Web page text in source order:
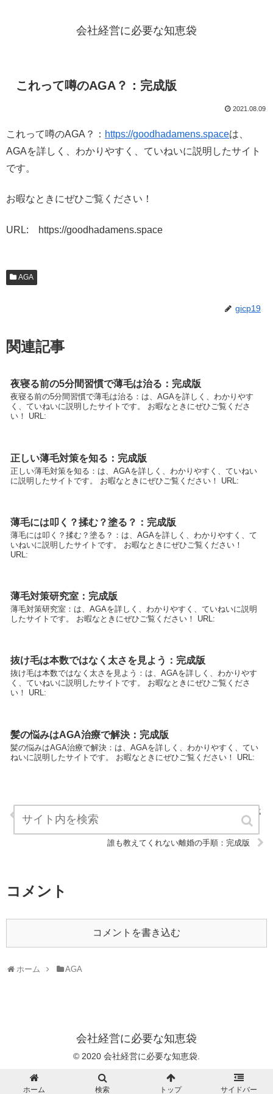
会社経営に必要な知恵袋
これって噂のAGA？：完成版
2021.08.09
これって噂のAGA？： https://goodhadamens.spaceは、
AGAを詳しく、わかりやすく、ていねいに説明したサイト
です。
お暇なときにぜひご覧ください！
URL: https://goodhadamens.space
AGA
gicp19
関連記事
夜寝る前の5分間習慣で薄毛は治る：完成版
夜寝る前の5分間習慣で薄毛は治る：は、AGAを詳しく、わかりやす
く、ていねいに説明したサイトです。 お暇なときにぜひご覧くださ
い！ URL:
正しい薄毛対策を知る：完成版
正しい薄毛対策を知る：は、AGAを詳しく、わかりやすく、ていねい
に説明したサイトです。 お暇なときにぜひご覧ください！ URL:
薄毛には叩く？揉む？塗る？：完成版
薄毛には叩く？揉む？塗る？：は、AGAを詳しく、わかりやすく、て
いねいに説明したサイトです。 お暇なときにぜひご覧ください！
URL:
薄毛対策研究室：完成版
薄毛対策研究室：は、AGAを詳しく、わかりやすく、ていねいに説明
したサイトです。 お暇なときにぜひご覧ください！ URL:
抜け毛は本数ではなく太さを見よう：完成版
抜け毛は本数ではなく太さを見よう：は、AGAを詳しく、わかりやす
く、ていねいに説明したサイトです。 お暇なときにぜひご覧くださ
い！ URL:
髪の悩みはAGA治療で解決：完成版
髪の悩みはAGA治療で解決：は、AGAを詳しく、わかりやすく、てい
ねいに説明したサイトです。 お暇なときにぜひご覧ください！ URL:
アイテム別メンズファッションの着こなしポイントをご紹介：完成
版
誰も教えてくれない離婚の手順：完成版
コメント
コメントを書き込む
ホーム AGA
会社経営に必要な知恵袋
© 2020 会社経営に必要な知恵袋.
ホーム 検索 トップ サイドバー